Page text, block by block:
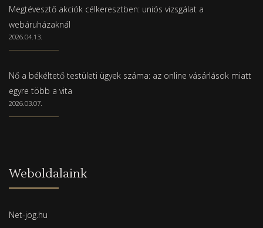
Megtévesztő akciók célkeresztben: uniós vizsgálat a
webáruházaknál
2026.04.13.
Nő a békéltető testületi ügyek száma: az online vásárlások miatt
egyre több a vita
2026.03.07.
Weboldalaink
Net-jog.hu